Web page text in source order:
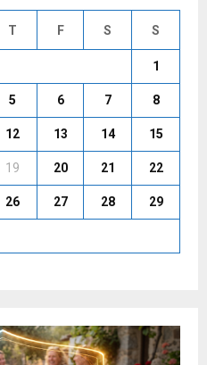
T F S S
1
5 6 7 8
12 13 14 15
19 20 21 22
26 27 28 29